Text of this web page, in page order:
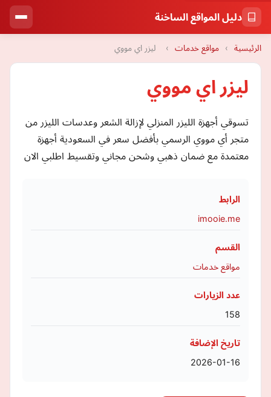
دليل المواقع الساخنة
الرئيسية › مواقع خدمات › ليزر اي مووي
ليزر اي مووي
تسوقي أجهزة الليزر المنزلي لإزالة الشعر وعدسات الليزر من
متجر أي مووي الرسمي بأفضل سعر في السعودية أجهزة
معتمدة مع ضمان ذهبي وشحن مجاني وتقسيط اطلبي الان
الرابط
imooie.me
القسم
مواقع خدمات
عدد الزيارات
158
تاريخ الإضافة
2026-01-16